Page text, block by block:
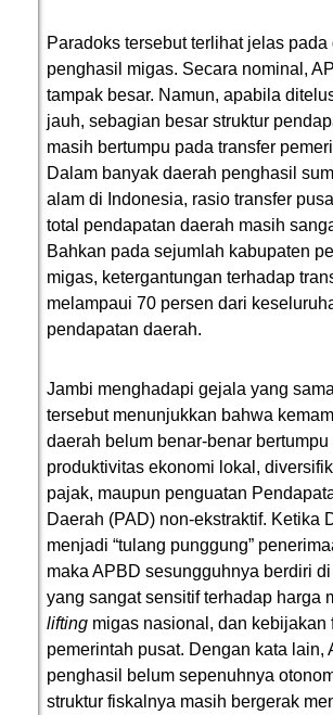
Paradoks tersebut terlihat jelas pada
penghasil migas. Secara nominal,
tampak besar. Namun, apabila
jauh, sebagian besar struktur
masih bertumpu pada transfer
Dalam banyak daerah penghasil
alam di Indonesia, rasio transfer
total pendapatan daerah masih
Bahkan pada sejumlah kabupaten
migas, ketergantungan terhadap
melampaui 70 persen dari
pendapatan daerah.
Jambi menghadapi gejala yang
tersebut menunjukkan bahwa
daerah belum benar-benar bertumpu
produktivitas ekonomi lokal,
pajak, maupun penguatan
Daerah (PAD) non-ekstraktif. Ketika
menjadi “tulang punggung”
maka APBD sesungguhnya berdiri
yang sangat sensitif terhadap harga
lifting migas nasional, dan kebijakan
pemerintah pusat. Dengan kata lain,
penghasil belum sepenuhnya
struktur fiskalnya masih bergerak